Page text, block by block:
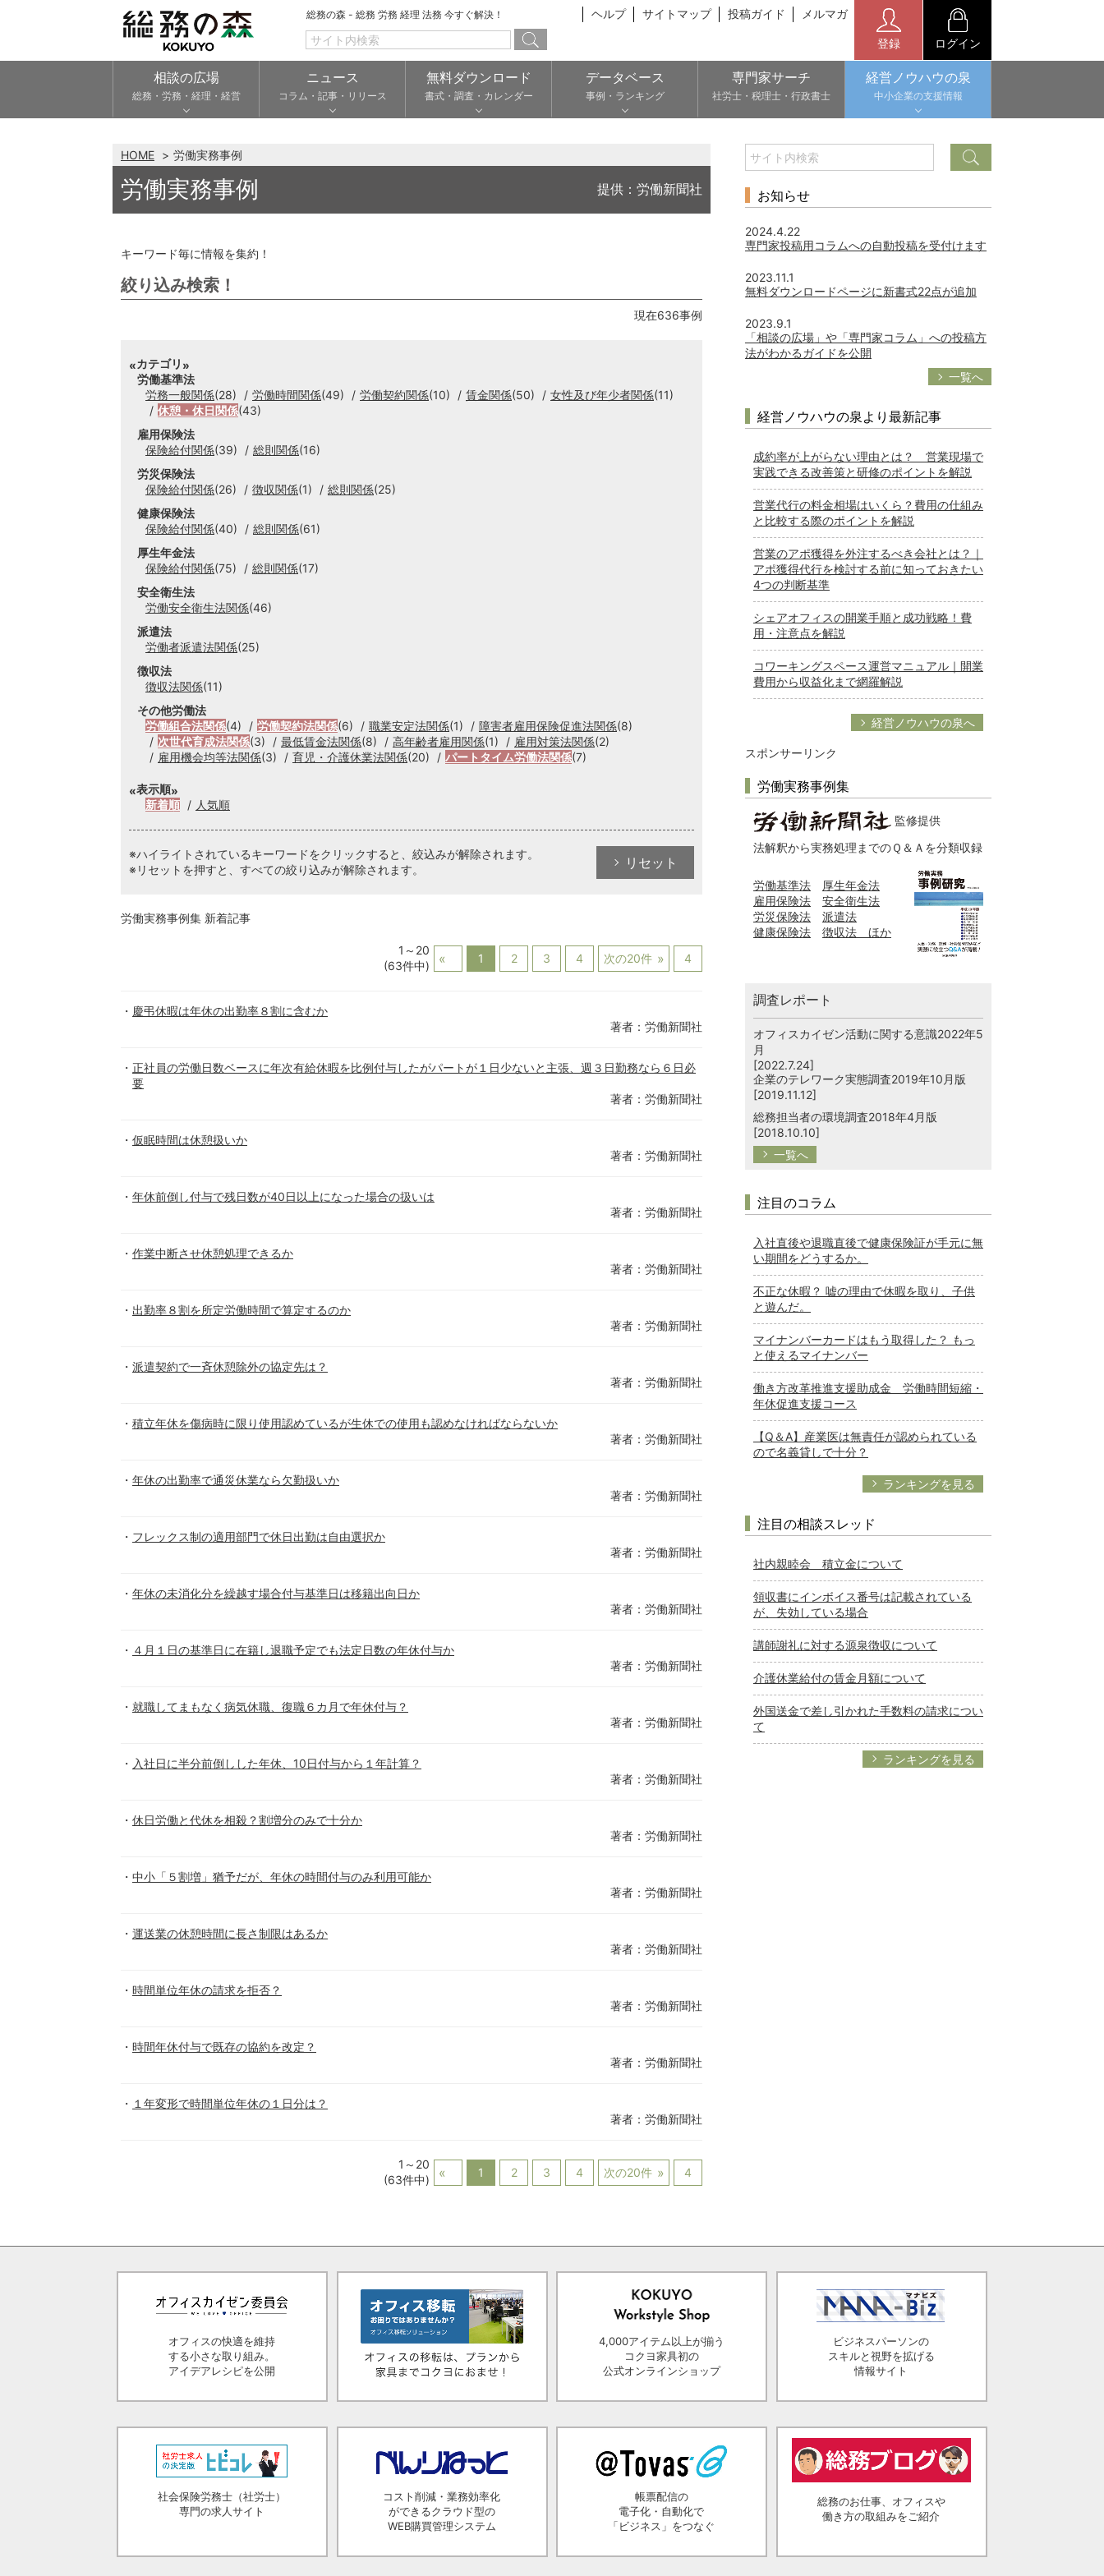
総務の森 - 総務 労務 経理 法務 今すぐ解決！ ヘルプ サイトマップ 投稿ガイド メルマガ
登録 ログイン
相談の広場
総務・労務・経理・経営
ニュース
コラム・記事・リリース
無料ダウンロード
書式・調査・カレンダー
データベース
事例・ランキング
専門家サーチ
社労士・税理士・行政書士
経営ノウハウの泉
中小企業の支援情報
HOME 労働実務事例
労働実務事例 提供：労働新聞社
キーワード毎に情報を集約！
絞り込み検索！
現在636事例
カテゴリ
労働基準法
労務一般関係(28) 労働時間関係(49) 労働契約関係(10) 賃金関係(50) 女性及び年少者関係(11)
休憩・休日関係(43)
雇用保険法
保険給付関係(39) 総則関係(16)
労災保険法
保険給付関係(26) 徴収関係(1) 総則関係(25)
健康保険法
保険給付関係(40) 総則関係(61)
厚生年金法
保険給付関係(75) 総則関係(17)
安全衛生法
労働安全衛生法関係(46)
派遣法
労働者派遣法関係(25)
徴収法
徴収法関係(11)
その他労働法
労働組合法関係(4) 労働契約法関係(6) 職業安定法関係(1) 障害者雇用保険促進法関係(8)
次世代育成法関係(3) 最低賃金法関係(8) 高年齢者雇用関係(1) 雇用対策法関係(2)
雇用機会均等法関係(3) 育児・介護休業法関係(20) パートタイム労働法関係(7)
表示順
新着順
人気順
※ハイライトされているキーワードをクリックすると、絞込みが解除されます。
※リセットを押すと、すべての絞り込みが解除されます。
リセット
労働実務事例集 新着記事
1～20
(63件中)
1 2 3 4 次の20件 4
慶弔休暇は年休の出勤率８割に含むか
著者：労働新聞社
正社員の労働日数ベースに年次有給休暇を比例付与したがパートが１日少ないと主張、週３日勤務なら６日必
要
著者：労働新聞社
仮眠時間は休憩扱いか
著者：労働新聞社
年休前倒し付与で残日数が40日以上になった場合の扱いは
著者：労働新聞社
作業中断させ休憩処理できるか
著者：労働新聞社
出勤率８割を所定労働時間で算定するのか
著者：労働新聞社
派遣契約で一斉休憩除外の協定先は？
著者：労働新聞社
積立年休を傷病時に限り使用認めているが生休での使用も認めなければならないか
著者：労働新聞社
年休の出勤率で通災休業なら欠勤扱いか
著者：労働新聞社
フレックス制の適用部門で休日出勤は自由選択か
著者：労働新聞社
年休の未消化分を繰越す場合付与基準日は移籍出向日か
著者：労働新聞社
４月１日の基準日に在籍し退職予定でも法定日数の年休付与か
著者：労働新聞社
就職してまもなく病気休職、復職６カ月で年休付与？
著者：労働新聞社
入社日に半分前倒しした年休、10日付与から１年計算？
著者：労働新聞社
休日労働と代休を相殺？割増分のみで十分か
著者：労働新聞社
中小「５割増」猶予だが、年休の時間付与のみ利用可能か
著者：労働新聞社
運送業の休憩時間に長さ制限はあるか
著者：労働新聞社
時間単位年休の請求を拒否？
著者：労働新聞社
時間年休付与で既存の協約を改定？
著者：労働新聞社
１年変形で時間単位年休の１日分は？
著者：労働新聞社
1～20
(63件中)
1 2 3 4 次の20件 4
お知らせ
2024.4.22
専門家投稿用コラムへの自動投稿を受付けます
2023.11.1
無料ダウンロードページに新書式22点が追加
2023.9.1
「相談の広場」や「専門家コラム」への投稿方
法がわかるガイドを公開
一覧へ
経営ノウハウの泉より最新記事
成約率が上がらない理由とは？ 営業現場で
実践できる改善策と研修のポイントを解説
営業代行の料金相場はいくら？費用の仕組み
と比較する際のポイントを解説
営業のアポ獲得を外注するべき会社とは？｜
アポ獲得代行を検討する前に知っておきたい
4つの判断基準
シェアオフィスの開業手順と成功戦略！費
用・注意点を解説
コワーキングスペース運営マニュアル｜開業
費用から収益化まで網羅解説
経営ノウハウの泉へ
スポンサーリンク
労働実務事例集
監修提供
法解釈から実務処理までのＱ＆Ａを分類収録
労働基準法
厚生年金法
雇用保険法
安全衛生法
労災保険法
派遣法
健康保険法
徴収法 ほか
調査レポート
オフィスカイゼン活動に関する意識2022年5
月
[2022.7.24]
企業のテレワーク実態調査2019年10月版
[2019.11.12]
総務担当者の環境調査2018年4月版
[2018.10.10]
一覧へ
注目のコラム
入社直後や退職直後で健康保険証が手元に無
い期間をどうするか。
不正な休暇？ 嘘の理由で休暇を取り、子供
と遊んだ。
マイナンバーカードはもう取得した？ もっ
と使えるマイナンバー
働き方改革推進支援助成金 労働時間短縮・
年休促進支援コース
【Q＆A】産業医は無責任が認められている
ので名義貸しで十分？
ランキングを見る
注目の相談スレッド
社内親睦会 積立金について
領収書にインボイス番号は記載されている
が、失効している場合
講師謝礼に対する源泉徴収について
介護休業給付の賃金月額について
外国送金で差し引かれた手数料の請求につい
て
ランキングを見る
オフィスの快適を維持
する小さな取り組み。
アイデアレシピを公開
4,000アイテム以上が揃う
コクヨ家具初の
公式オンラインショップ
ビジネスパーソンの
スキルと視野を拡げる
情報サイト
社会保険労務士（社労士）
専門の求人サイト
コスト削減・業務効率化
ができるクラウド型の
WEB購買管理システム
帳票配信の
電子化・自動化で
「ビジネス」をつなぐ
総務のお仕事、オフィスや
働き方の取組みをご紹介